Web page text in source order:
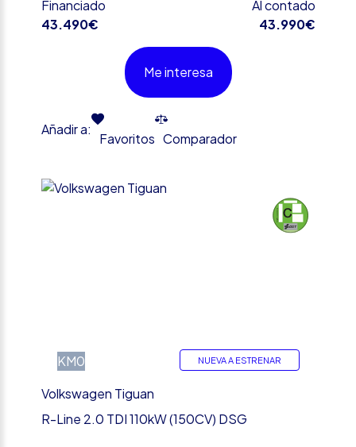
Financiado
43.490€
Al contado
43.990€
Me interesa
Añadir a:
Favoritos Comparador
KM0
%
NUEVA A ESTRENAR
Volkswagen Tiguan
R-Line 2.0 TDI 110kW (150CV) DSG